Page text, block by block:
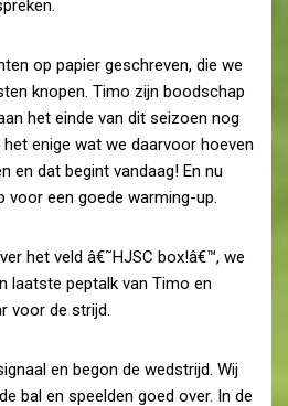
op papier geschreven, die we
knopen. Timo zijn boodschap
het einde van dit seizoen nog
enige wat we daarvoor hoeven
en dat begint vandaag! En nu
voor een goede warming-up.
het veld â€˜HJSC box!â€™, we
laatste peptalk van Timo en
voor de strijd.
en begon de wedstrijd. Wij
bal en speelden goed over. In de